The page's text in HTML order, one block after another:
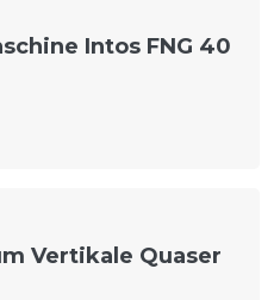
Intos FNG 40
Vertikale Quaser